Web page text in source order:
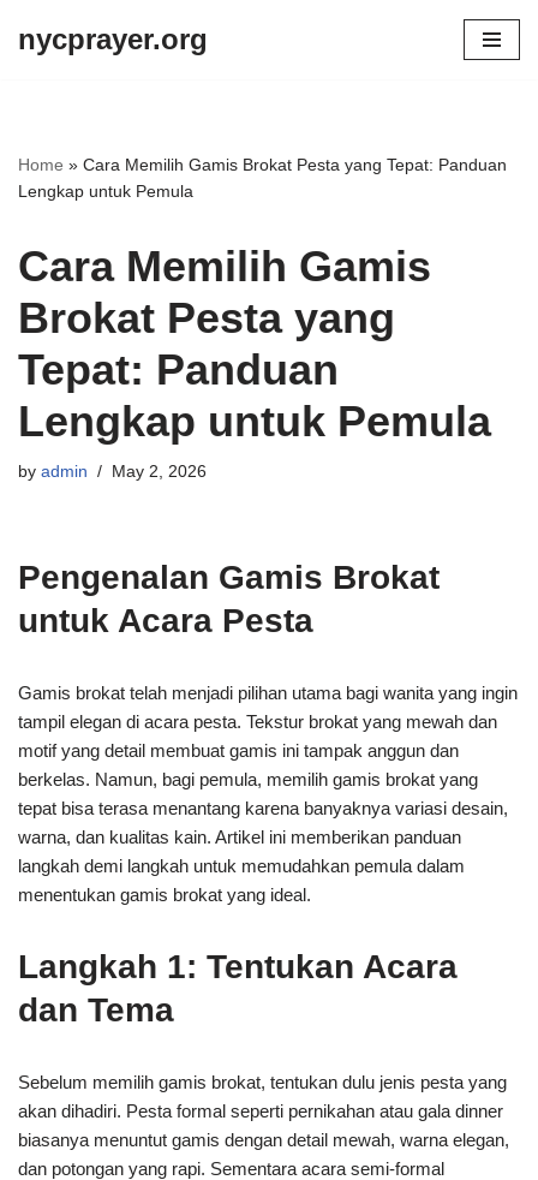
nycprayer.org
Home » Cara Memilih Gamis Brokat Pesta yang Tepat: Panduan
Lengkap untuk Pemula
Cara Memilih Gamis
Brokat Pesta yang
Tepat: Panduan
Lengkap untuk Pemula
by admin May 2, 2026
Pengenalan Gamis Brokat
untuk Acara Pesta
Gamis brokat telah menjadi pilihan utama bagi wanita yang ingin
tampil elegan di acara pesta. Tekstur brokat yang mewah dan
motif yang detail membuat gamis ini tampak anggun dan
berkelas. Namun, bagi pemula, memilih gamis brokat yang
tepat bisa terasa menantang karena banyaknya variasi desain,
warna, dan kualitas kain. Artikel ini memberikan panduan
langkah demi langkah untuk memudahkan pemula dalam
menentukan gamis brokat yang ideal.
Langkah 1: Tentukan Acara
dan Tema
Sebelum memilih gamis brokat, tentukan dulu jenis pesta yang
akan dihadiri. Pesta formal seperti pernikahan atau gala dinner
biasanya menuntut gamis dengan detail mewah, warna elegan,
dan potongan yang rapi. Sementara acara semi-formal